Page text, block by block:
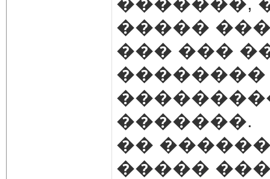
�����
��� ���
��������
�������.
��
�����